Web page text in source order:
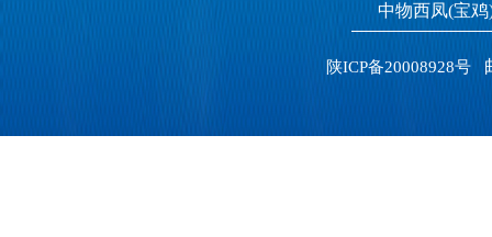
中物西凤(宝
陕ICP备20008928号